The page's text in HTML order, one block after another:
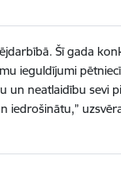
Šī gada
ieguldījumi
un neatlaidību sevi
iedrošinātu,”